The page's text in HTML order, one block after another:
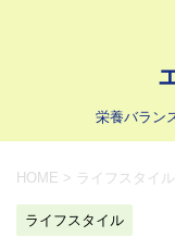
栄養バラン
HOME > ライフスタイル
ライフスタイル